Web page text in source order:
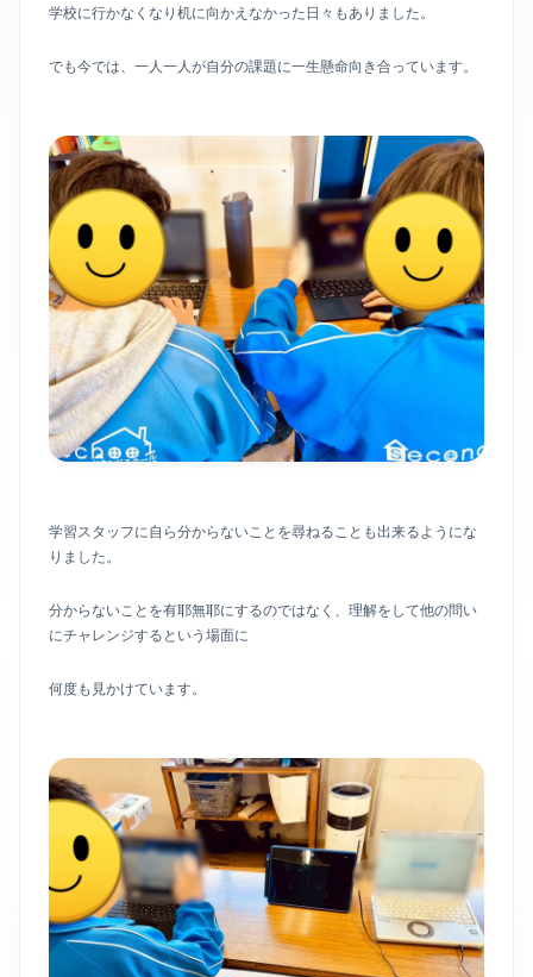
学校に行かなくなり机に向かえなかった日々もありました。
でも今では、一人一人が自分の課題に一生懸命向き合っています。
学習スタッフに自ら分からないことを尋ねることも出来るようにな
りました。
分からないことを有耶無耶にするのではなく、理解をして他の問い
にチャレンジするという場面に
何度も見かけています。